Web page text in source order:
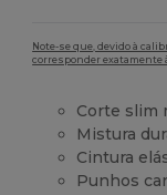
Note-se que, devido à
corresponder exatamente
Corte slim
Mistura
Cintura
Punhos